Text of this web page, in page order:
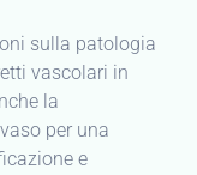
sulla patologia
vascolari in
la
per una
e